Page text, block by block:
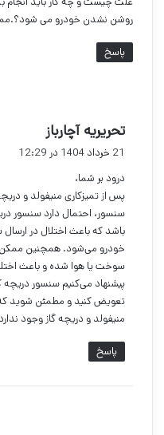
روشن نشدن خودرو می
پاسخ
تحریریه آچارباز
ف
21 خرداد 1404 در 12:29
درود بر شما،
پس از تمیزکاری منیفولد و
خودرو می‌شود. همچنین ممکن
سوخت یا هوا شده و باعث
پیشنهاد می‌کنیم سنسور دریچه
تعویض کنید و مطمئن شوید
منیفولد و دریچه گاز وجود
پاسخ